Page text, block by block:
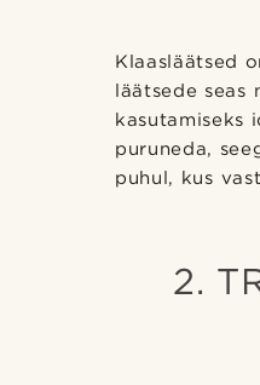
Klaasläätsed
läätsede seas
kasutamiseks
puruneda,
puhul, kus
2.